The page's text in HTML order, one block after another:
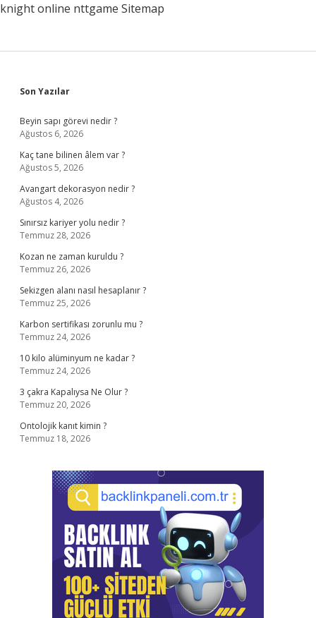
knight online nttgame Sitemap
Sidebar
Son Yazılar
Beyin sapı görevi nedir ?
Ağustos 6, 2026
Kaç tane bilinen âlem var ?
Ağustos 5, 2026
Avangart dekorasyon nedir ?
Ağustos 4, 2026
Sınırsız kariyer yolu nedir ?
Temmuz 28, 2026
Kozan ne zaman kuruldu ?
Temmuz 26, 2026
Sekizgen alanı nasıl hesaplanır ?
Temmuz 25, 2026
Karbon sertifikası zorunlu mu ?
Temmuz 24, 2026
10 kilo alüminyum ne kadar ?
Temmuz 24, 2026
3 çakra Kapalıysa Ne Olur ?
Temmuz 20, 2026
Ontolojik kanıt kimin ?
Temmuz 18, 2026